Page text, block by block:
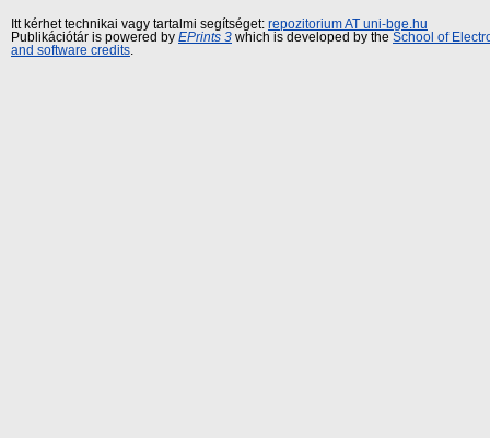
Itt kérhet technikai vagy tartalmi segítséget: repozitorium AT uni-bge.hu
Publikációtár is powered by EPrints 3 which is developed by the School of
and software credits